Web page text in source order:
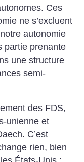
Ces
ne s’excluent
autonomie
partie prenante
une structure
semi-
des FDS,
unienne et
C’est
rien, bien